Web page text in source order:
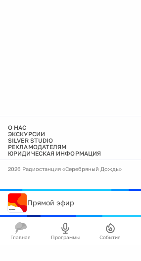
О НАС
ЭКСКУРСИИ
SILVER STUDIO
РЕКЛАМОДАТЕЛЯМ
ЮРИДИЧЕСКАЯ ИНФОРМАЦИЯ
2026 Радиостанция «Серебряный Дождь»
Прямой эфир
Главная Программы События